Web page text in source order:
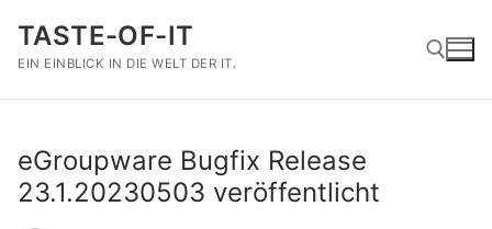
Inhalt
springen
TASTE-OF-IT
EIN EINBLICK IN DIE WELT DER IT.
eGroupware Bugfix Release
23.1.20230503 veröffentlicht